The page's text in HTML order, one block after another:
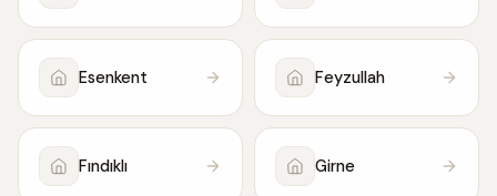
Esenkent Feyzullah
Fındıklı Girne